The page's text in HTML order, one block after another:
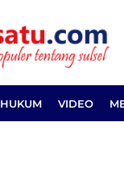
HUKUM VIDEO